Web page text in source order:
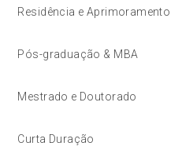
Residência e Aprimoramento
Pós-graduação & MBA
Mestrado e Doutorado
Curta Duração